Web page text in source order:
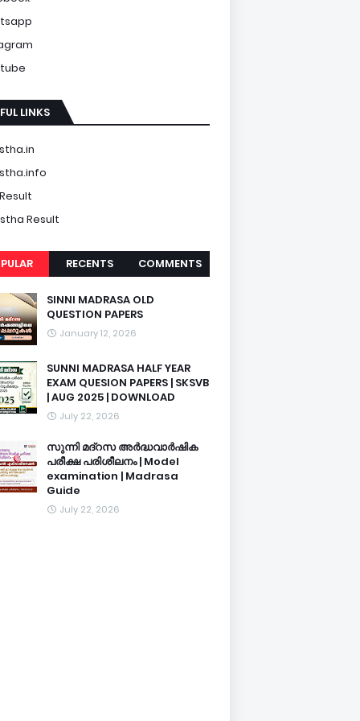
LINKS
Result
RECENTS COMMENTS
SINNI MADRASA OLD
QUESTION PAPERS
January 12, 2026
SUNNI MADRASA HALF YEAR
EXAM QUESION PAPERS | SKSVB
| AUG 2025 | DOWNLOAD
July 22, 2026
സുന്നി മദ്റസ അർദ്ധവാർഷിക
പരീക്ഷ പരിശീലനം | Model
examination | Madrasa
Guide
July 22, 2026